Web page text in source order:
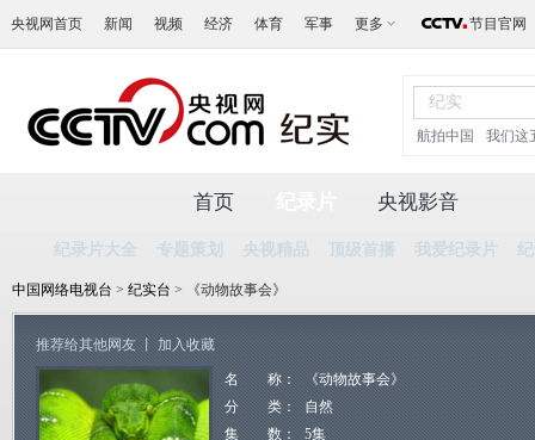
央视网首页 新闻 视频 经济 体育 军事 更多 节目官网
航拍中国 我们这
首页
纪录片大全 专题策划 央视精品 顶级首播 我爱纪录片
央视影音
中国网络电视台 > 纪实台 > 《动物故事会》
推荐给其他网友 加入收藏
名 称：
《动物故事会》
分 类：
自然
集 数：
5集